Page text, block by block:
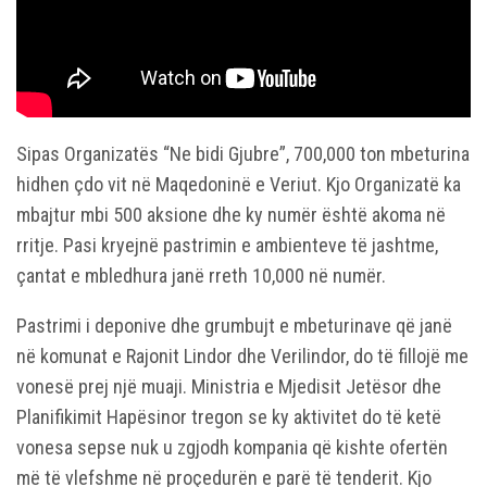
Sipas Organizatës “Ne bidi Gjubre”, 700,000 ton mbeturina
hidhen çdo vit në Maqedoninë e Veriut. Kjo Organizatë ka
mbajtur mbi 500 aksione dhe ky numër është akoma në
rritje. Pasi kryejnë pastrimin e ambienteve të jashtme,
çantat e mbledhura janë rreth 10,000 në numër.
Pastrimi i deponive dhe grumbujt e mbeturinave që janë
në komunat e Rajonit Lindor dhe Verilindor, do të fillojë me
vonesë prej një muaji. Ministria e Mjedisit Jetësor dhe
Planifikimit Hapësinor tregon se ky aktivitet do të ketë
vonesa sepse nuk u zgjodh kompania që kishte ofertën
më të vlefshme në proçedurën e parë të tenderit. Kjo